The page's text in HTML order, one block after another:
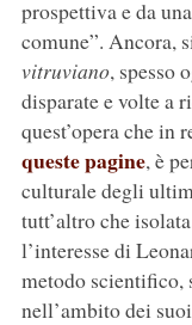
prospettiva e da
comune”. Ancora,
vitruviano, spesso
disparate e volte a
quest’opera che in
queste pagine, è
culturale degli
tutt’altro che
l’interesse di
metodo scientifico,
nell’ambito dei